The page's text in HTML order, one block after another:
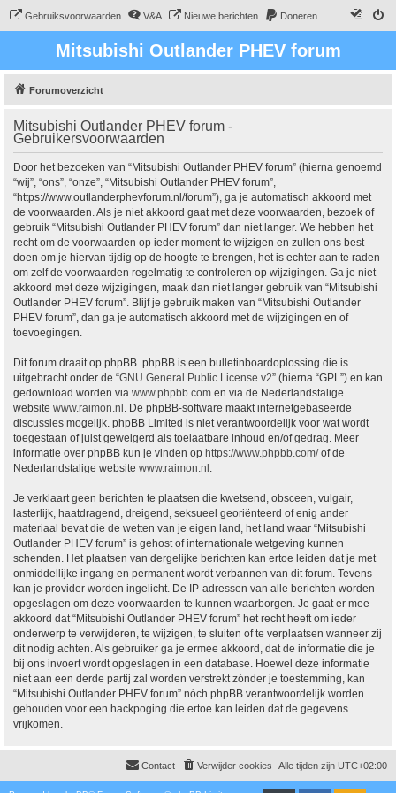
Gebruiksvoorwaarden V&A Nieuwe berichten Doneren
Mitsubishi Outlander PHEV forum
Forumoverzicht
Mitsubishi Outlander PHEV forum -
Gebruikersvoorwaarden
Door het bezoeken van “Mitsubishi Outlander PHEV forum” (hierna genoemd
“wij”, “ons”, “onze”, “Mitsubishi Outlander PHEV forum”,
“https://www.outlanderphevforum.nl/forum”), ga je automatisch akkoord met
de voorwaarden. Als je niet akkoord gaat met deze voorwaarden, bezoek of
gebruik “Mitsubishi Outlander PHEV forum” dan niet langer. We hebben het
recht om de voorwaarden op ieder moment te wijzigen en zullen ons best
doen om je hiervan tijdig op de hoogte te brengen, het is echter aan te raden
om zelf de voorwaarden regelmatig te controleren op wijzigingen. Ga je niet
akkoord met deze wijzigingen, maak dan niet langer gebruik van “Mitsubishi
Outlander PHEV forum”. Blijf je gebruik maken van “Mitsubishi Outlander
PHEV forum”, dan ga je automatisch akkoord met de wijzigingen en of
toevoegingen.
Dit forum draait op phpBB. phpBB is een bulletinboardoplossing die is
uitgebracht onder de “GNU General Public License v2” (hierna “GPL”) en kan
gedownload worden via www.phpbb.com en via de Nederlandstalige
website www.raimon.nl . De phpBB-software maakt internetgebaseerde
discussies mogelijk. phpBB Limited is niet verantwoordelijk voor wat wordt
toegestaan of juist geweigerd als toelaatbare inhoud en/of gedrag. Meer
informatie over phpBB kun je vinden op https://www.phpbb.com/of de
Nederlandstalige website www.raimon.nl .
Je verklaart geen berichten te plaatsen die kwetsend, obsceen, vulgair,
lasterlijk, haatdragend, dreigend, seksueel georiënteerd of enig ander
materiaal bevat die de wetten van je eigen land, het land waar “Mitsubishi
Outlander PHEV forum” is gehost of internationale wetgeving kunnen
schenden. Het plaatsen van dergelijke berichten kan ertoe leiden dat je met
onmiddellijke ingang en permanent wordt verbannen van dit forum. Tevens
kan je provider worden ingelicht. De IP-adressen van alle berichten worden
opgeslagen om deze voorwaarden te kunnen waarborgen. Je gaat er mee
akkoord dat “Mitsubishi Outlander PHEV forum” het recht heeft om ieder
onderwerp te verwijderen, te wijzigen, te sluiten of te verplaatsen wanneer zij
dit nodig achten. Als gebruiker ga je ermee akkoord, dat de informatie die je
bij ons invoert wordt opgeslagen in een database. Hoewel deze informatie
niet aan een derde partij zal worden verstrekt zónder je toestemming, kan
“Mitsubishi Outlander PHEV forum” nóch phpBB verantwoordelijk worden
gehouden voor een hackpoging die ertoe kan leiden dat de gegevens
vrijkomen.
Alle tijden zijn UTC+02:00
Verwijder cookies
Contact